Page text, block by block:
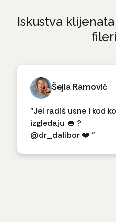
Iskustva
Šejla Ramović
"Jel radiš usne i kod
izgledaju 👄 ?
@dr_dalibor ❤️ "